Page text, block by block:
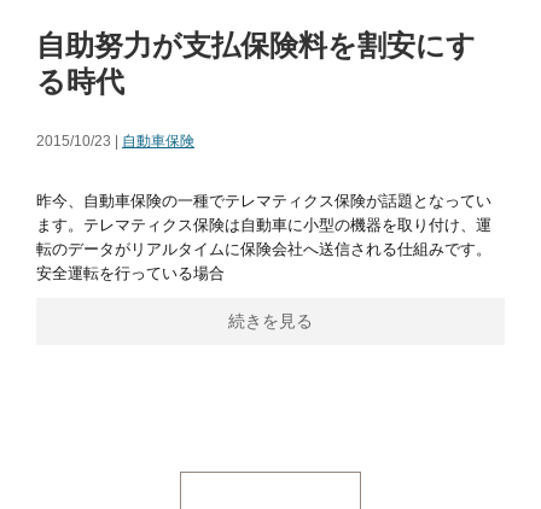
自助努力が支払保険料を割安にす
る時代
2015/10/23 | 自動車保険
昨今、自動車保険の一種でテレマティクス保険が話題となってい
ます。テレマティクス保険は自動車に小型の機器を取り付け、運
転のデータがリアルタイムに保険会社へ送信される仕組みです。
安全運転を行っている場合
続きを見る